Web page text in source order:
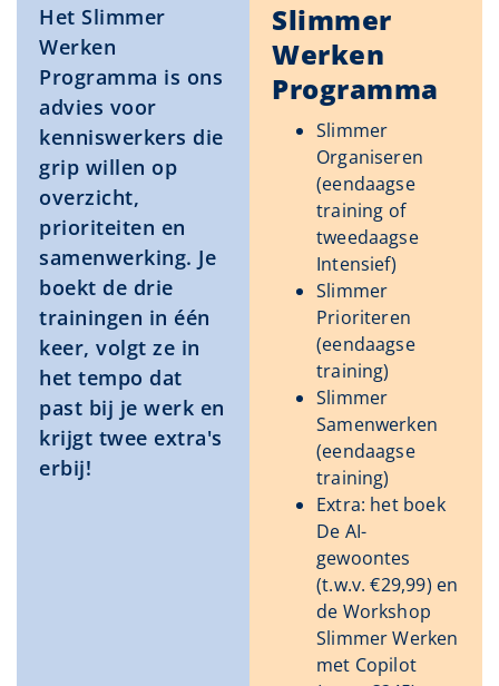
Het Slimmer
Werken
Programma is ons
advies voor
kenniswerkers die
grip willen op
overzicht,
prioriteiten en
samenwerking. Je
boekt de drie
trainingen in één
keer, volgt ze in
het tempo dat
past bij je werk en
krijgt twee extra's
erbij!
Slimmer
Werken
Programma
Slimmer
Organiseren
(eendaagse
training of
tweedaagse
Intensief)
Slimmer
Prioriteren
(eendaagse
training)
Slimmer
Samenwerken
(eendaagse
training)
Extra: het boek
De AI-
gewoontes
(t.w.v. €29,99) en
de Workshop
Slimmer Werken
met Copilot